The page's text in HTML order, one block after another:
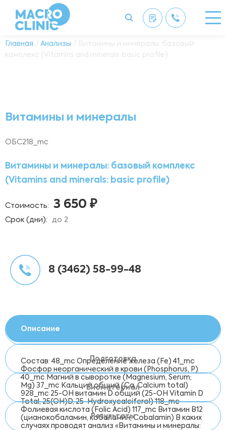
Главная / Анализы / Витамины и минералы: базовый
комплекс (Vitamins and minerals: basic profile)
Витамины и минералы
ОБС218_mc
Витамины и минералы: базовый комплекс
(Vitamins and minerals: basic profile)
Стоимость: 3 650 ₽
Срок (дни): до 2
8 (3462) 58-99-48
Описание
Состав: 48_mc Определение железа (Fe) 41_mc
Фосфор неорганический в крови (Phosphorus, P)
40_mc Магний в сыворотке (Magnesium, Serum;
Мg) 37_mc Кальций общий (Ca, Calcium total)
928_mc 25-OH витамин D общий (25-OH Vitamin D
Total, 25(OH)D, 25-Hydroxycalciferol) 118_mc
Фолиевая кислота (Folic Acid) 117_mc Витамин B12
(цианокобаламин, кобаламин, Cobalamin) В каких
случаях проводят анализ «Витамины и минералы:
Подготовка
Биоматериал
Результаты